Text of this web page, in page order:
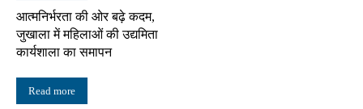
आत्मनिर्भरता की ओर बढ़े कदम,
जुखाला में महिलाओं की उद्यमिता
कार्यशाला का समापन
Read more